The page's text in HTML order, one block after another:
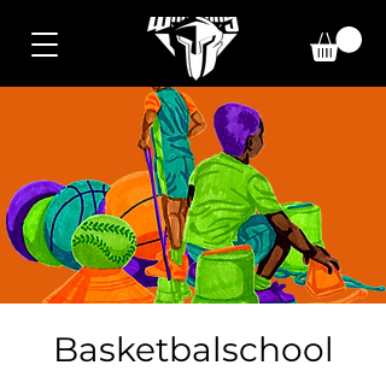
Basketbalschool